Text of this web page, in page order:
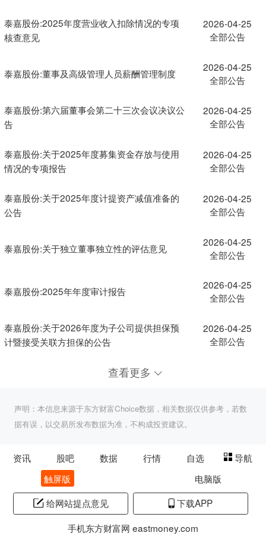
泰嘉股份:2025年度营业收入扣除情况的专项
核查意见
2026-04-25
全部公告
泰嘉股份:董事及高级管理人员薪酬管理制度
2026-04-25
全部公告
泰嘉股份:第六届董事会第二十三次会议决议公
告
2026-04-25
全部公告
泰嘉股份:关于2025年度募集资金存放与使用
情况的专项报告
2026-04-25
全部公告
泰嘉股份:关于2025年度计提资产减值准备的
公告
2026-04-25
全部公告
泰嘉股份:关于独立董事独立性的评估意见
2026-04-25
全部公告
泰嘉股份:2025年年度审计报告
2026-04-25
全部公告
泰嘉股份:关于2026年度为子公司提供担保预
计暨接受关联方担保的公告
2026-04-25
全部公告
查看更多
声明：本信息来源于东方财富Choice数据，相关数据仅供参考，若数
据有误，以交易所发布数据为准，不构成投资建议。
资讯 股吧 数据 行情 自选
导航
触屏版
电脑版
给网站提点意见
下载APP
手机东方财富网 eastmoney.com